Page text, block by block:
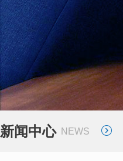
新闻中心 NEWS